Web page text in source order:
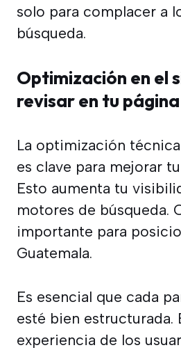
solo para complacer a
búsqueda.
Optimización en el
revisar en tu página
La optimización
es clave para mejorar
Esto aumenta tu
motores de búsqueda.
importante para
Guatemala.
Es esencial que cada
esté bien estructurada.
experiencia de los